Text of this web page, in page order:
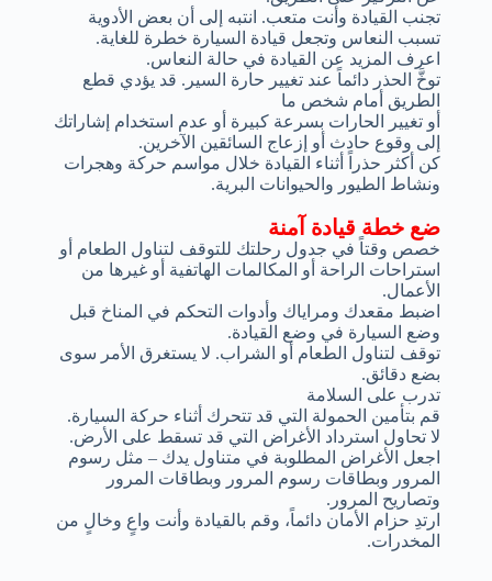
ضع خطة قيادة آمنة
خصص وقتاً في جدول رحلتك للتوقف لتناول الطعام أو
استراحات الراحة أو المكالمات الهاتفية أو غيرها من
الأعمال.
اضبط مقعدك ومراياك وأدوات التحكم في المناخ قبل
وضع السيارة في وضع القيادة.
توقف لتناول الطعام أو الشراب. لا يستغرق الأمر سوى
بضع دقائق.
تدرب على السلامة
قم بتأمين الحمولة التي قد تتحرك أثناء حركة السيارة.
لا تحاول استرداد الأغراض التي قد تسقط على الأرض.
اجعل الأغراض المطلوبة في متناول يدك – مثل رسوم
المرور وبطاقات رسوم المرور وبطاقات المرور
وتصاريح المرور.
ارتدِ حزام الأمان دائماً، وقم بالقيادة وأنت واعٍ وخالٍ من
المخدرات.
تجنب القيادة وأنت متعب. انتبه إلى أن بعض الأدوية
تسبب النعاس وتجعل قيادة السيارة خطرة للغاية.
اعرف المزيد عن القيادة في حالة النعاس.
توخَّ الحذر دائماً عند تغيير حارة السير. قد يؤدي قطع
الطريق أمام شخص ما
أو تغيير الحارات بسرعة كبيرة أو عدم استخدام إشاراتك
إلى وقوع حادث أو إزعاج السائقين الآخرين.
كن أكثر حذراً أثناء القيادة خلال مواسم حركة وهجرات
ونشاط الطيور والحيوانات البرية.